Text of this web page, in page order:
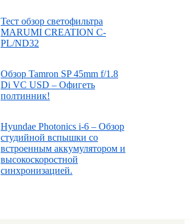
Тест обзор светофильтра
MARUMI CREATION C-
PL/ND32
Обзор Tamron SP 45mm f/1.8
Di VC USD – Офигеть
полтинник!
Hyundae Photonics i-6 – Обзор
студийной вспышки со
встроенным аккумулятором и
высокоскоростной
синхронизацией.